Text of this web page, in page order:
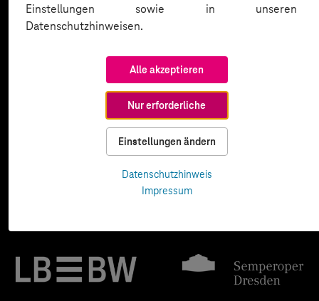
Einstellungen sowie in unseren
Datenschutzhinweisen.
Alle akzeptieren
Nur erforderliche
Einstellungen ändern
Datenschutzhinweis
Impressum